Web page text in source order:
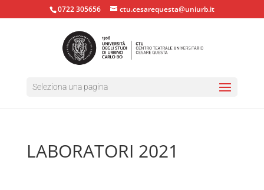
0722 305656 ctu.cesarequesta@uniurb.it
Seleziona una pagina
LABORATORI 2021